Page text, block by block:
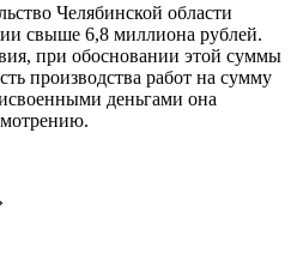
Челябинской области
свыше 6,8 миллиона рублей.
при обосновании этой суммы
производства работ на сумму
деньгами она